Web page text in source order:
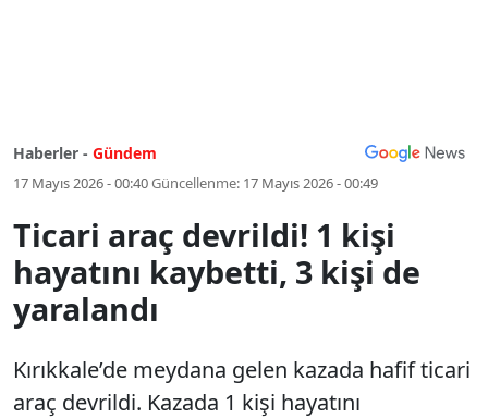
Haberler - Gündem
17 Mayıs 2026 - 00:40Güncellenme: 17 Mayıs 2026 - 00:49
Ticari araç devrildi! 1 kişi
hayatını kaybetti, 3 kişi de
yaralandı
Kırıkkale’de meydana gelen kazada hafif ticari
araç devrildi. Kazada 1 kişi hayatını